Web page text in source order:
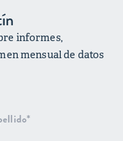
informes,
mensual de datos